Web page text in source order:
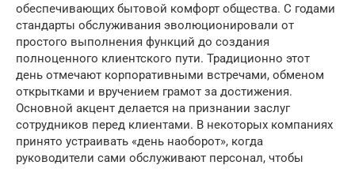
обеспечивающих бытовой комфорт общества. С годами
стандарты обслуживания эволюционировали от
простого выполнения функций до создания
полноценного клиентского пути. Традиционно этот
день отмечают корпоративными встречами, обменом
открытками и вручением грамот за достижения.
Основной акцент делается на признании заслуг
сотрудников перед клиентами. В некоторых компаниях
принято устраивать «день наоборот», когда
руководители сами обслуживают персонал, чтобы